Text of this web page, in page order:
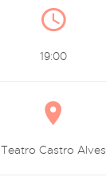
19:00
Teatro Castro Alves